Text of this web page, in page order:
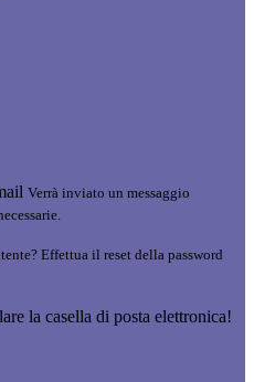
Verrà inviato un messaggio
Effettua il reset della password
la casella di posta elettronica!